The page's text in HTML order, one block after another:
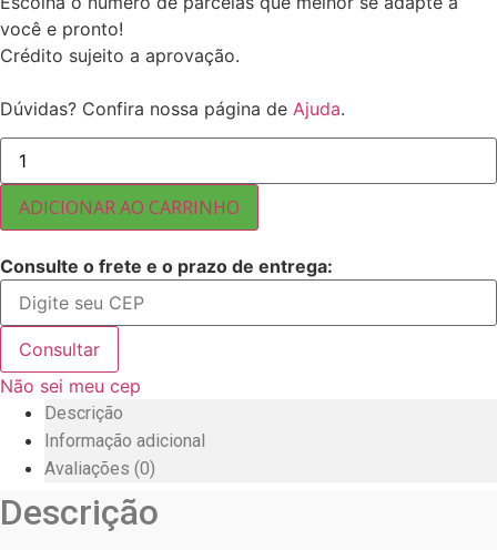
você e pronto!
Crédito sujeito a aprovação.
Dúvidas? Confira nossa página de Ajuda.
CALDO
DE
LEGUMES
PÓ
)
KG
quantidade
ADICIONAR AO CARRINHO
Consulte o frete e o prazo de entrega:
Consultar
Não sei meu cep
Descrição
Informação adicional
Avaliações (0)
Descrição